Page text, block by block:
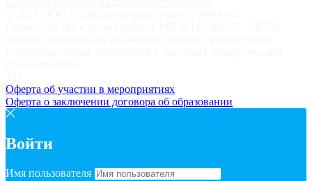
Оферта об участии в мероприятиях
Оферта о заключении договора об образовании
Войти
Имя пользователя